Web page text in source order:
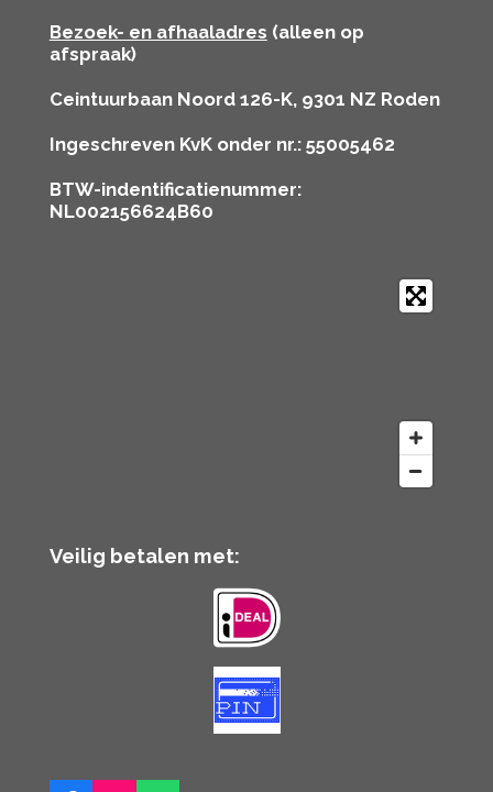
Bezoek- en afhaaladres (alleen op
afspraak)
Ceintuurbaan Noord 126-K, 9301 NZ Roden
Ingeschreven KvK onder nr.: 55005462
BTW-indentificatienummer:
NL002156624B60
Veilig betalen met: